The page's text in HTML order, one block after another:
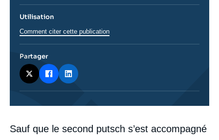
Corps
analyses
Sauf que le second putsch s’est accompagné
Utilisation
Comment citer cette publication
Partager